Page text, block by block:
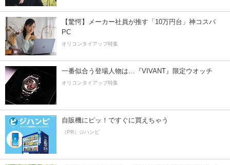
【驚愕】メーカー社員が推す「10万円台」神コスパ
PC
オリコンタイアップ特集
一番似合う登場人物は…『VIVANT』限定ウオッチ
オリコンタイアップ特集
自販機にピッ！ですぐに買えちゃう
（PR）ジハンピ